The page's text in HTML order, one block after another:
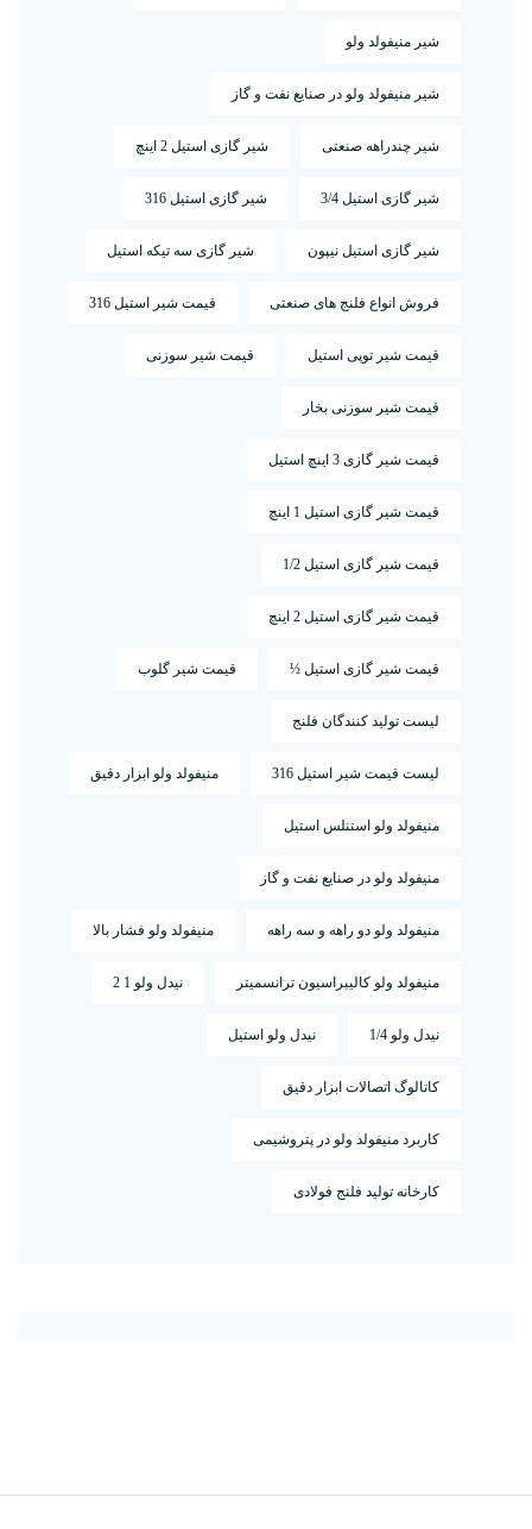
شیر منیفولد ولو
شیر منیفولد ولو در صنایع نفت و گاز
شیر چندراهه صنعتی شیر گازی استیل 2 اینچ
شیر گازی استیل 3/4 شیر گازی استیل 316
شیر گازی استیل نیپون شیر گازی سه تیکه استیل
فروش انواع فلنج های صنعتی قیمت شیر استیل 316
قیمت شیر توپی استیل قیمت شیر سوزنی
قیمت شیر سوزنی بخار
قیمت شیر گازی 3 اینچ استیل
قیمت شیر گازی استیل 1 اینچ
قیمت شیر گازی استیل 1/2
قیمت شیر گازی استیل 2 اینچ
قیمت شیر گازی استیل ½ قیمت شیر گلوب
لیست تولید کنندگان فلنج
لیست قیمت شیر استیل 316 منیفولد ولو ابزار دقیق
منیفولد ولو استنلس استیل
منیفولد ولو در صنایع نفت و گاز
منیفولد ولو دو راهه و سه راهه منیفولد ولو فشار بالا
منیفولد ولو کالیبراسیون ترانسمیتر نیدل ولو 1 2
نیدل ولو 1/4 نیدل ولو استیل
کاتالوگ اتصالات ابزار دقیق
کاربرد منیفولد ولو در پتروشیمی
کارخانه تولید فلنج فولادی